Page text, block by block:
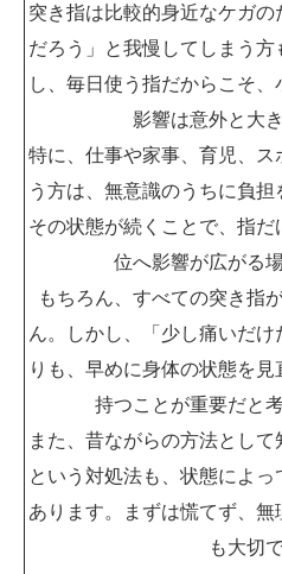
突き指は比較的身近なケガの
だろう」と我慢してしまう
し、毎日使う指だからこそ
影響は意外と大
特に、仕事や家事、育児、
う方は、無意識のうちに負担
その状態が続くことで、指
位へ影響が広がる
もちろん、すべての突き指
ん。しかし、「少し痛いだ
りも、早めに身体の状態を
持つことが重要だと
また、昔ながらの方法として
という対処法も、状態によ
あります。まずは慌てず、
も大切